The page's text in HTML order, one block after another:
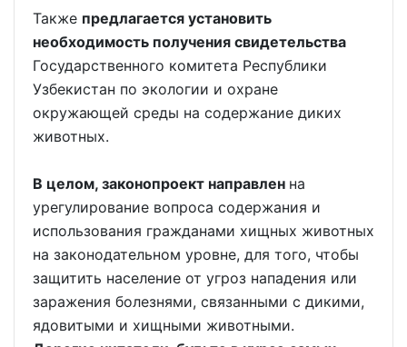
Также предлагается установить
необходимость получения свидетельства
Государственного комитета Республики
Узбекистан по экологии и охране
окружающей среды на содержание диких
животных.
В целом, законопроект направлен на
урегулирование вопроса содержания и
использования гражданами хищных животных
на законодательном уровне, для того, чтобы
защитить население от угроз нападения или
заражения болезнями, связанными с дикими,
ядовитыми и хищными животными.